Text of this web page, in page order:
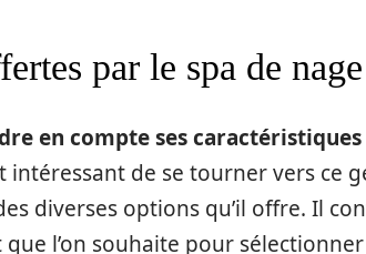
par le spa de nage
en compte ses
intéressant de se tourner vers ce
diverses options qu’il offre. Il
l’on souhaite pour